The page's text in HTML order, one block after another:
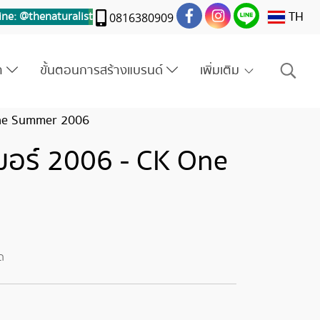
@thenaturalist 0816380909 TH
ขั้นตอนการสร้างแบรนด์ เพิ่มเติม
Summer 2006
ร์ 2006 - CK One